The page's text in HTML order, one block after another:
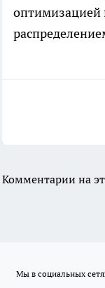
оптимизацией
Комментарии на
Мы в социальных